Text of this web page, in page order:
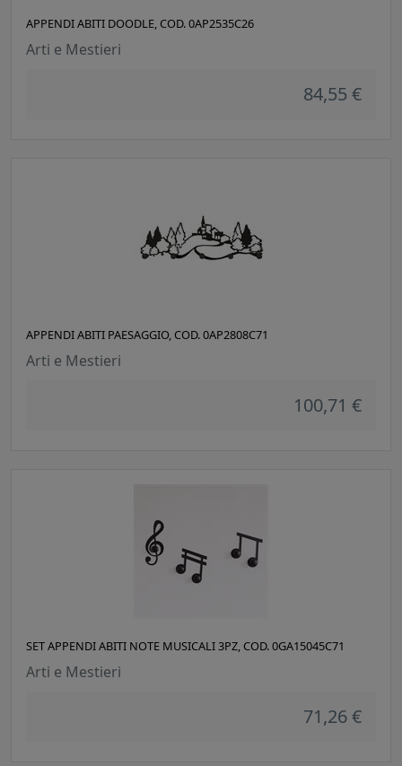
APPENDI ABITI DOODLE, COD. 0AP2535C26
Arti e Mestieri
84,55 €
APPENDI ABITI PAESAGGIO, COD. 0AP2808C71
Arti e Mestieri
100,71 €
SET APPENDI ABITI NOTE MUSICALI 3PZ, COD. 0GA15045C71
Arti e Mestieri
71,26 €